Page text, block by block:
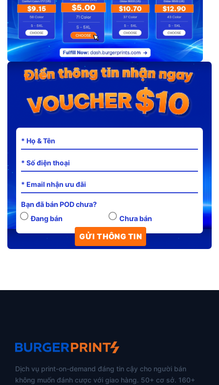
Bạn đã bán POD chưa?
Đang bán
Chưa bán
Dịch vụ print-on-demand đáng tin cậy cho người bán
không muốn đánh cược với giao hàng. 50+ cơ sở. 160+